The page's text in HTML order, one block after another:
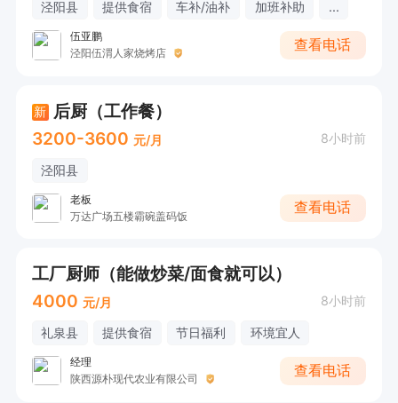
泾阳县 提供食宿 车补/油补 加班补助 ...
伍亚鹏
泾阳伍渭人家烧烤店
查看电话
新 后厨（工作餐）
3200-3600 元/月 8小时前
泾阳县
老板
万达广场五楼霸碗盖码饭
查看电话
工厂厨师（能做炒菜/面食就可以）
4000 元/月 8小时前
礼泉县 提供食宿 节日福利 环境宜人
经理
陕西源朴现代农业有限公司
查看电话